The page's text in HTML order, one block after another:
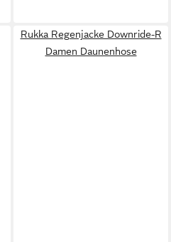
Rukka Regenjacke Downride-R
Damen Daunenhose